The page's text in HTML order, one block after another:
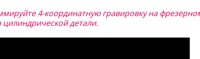
4-координатную гравировку на
цилиндрической детали.